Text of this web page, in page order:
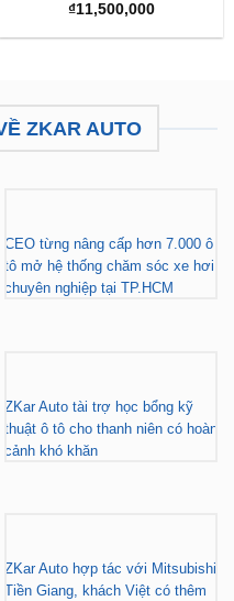
₫11,500,000
ZKAR AUTO
CEO từng nâng cấp hơn 7.000 ô
tô mở hệ thống chăm sóc xe hơi
chuyên nghiệp tại TP.HCM
ZKar Auto tài trợ học bổng kỹ
thuật ô tô cho thanh niên có hoàn
cảnh khó khăn
ZKar Auto hợp tác với Mitsubishi
Tiền Giang, khách Việt có thêm